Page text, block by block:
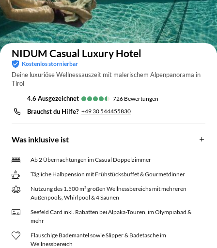
Auf der Karte anzeigen
NIDUM Casual Luxury Hotel
Kostenlos stornierbar
Deine luxuriöse Wellnessauszeit mit malerischem Alpenpanorama in
Tirol
4.6
ausgezeichnet 726 Bewertungen
Brauchst du Hilfe? +49 30 544455830
Was inklusive ist
Ab 2 Übernachtungen im Casual Doppelzimmer
Tägliche Halbpension mit Frühstücksbuffet & Gourmetdinner
Nutzung des 1.500 m² großen Wellnessbereichs mit mehreren
Außenpools, Whirlpool & 4 Saunen
Seefeld Card inkl. Rabatten bei Alpaka-Touren, im Olympiabad &
mehr
Flauschige Bademantel sowie Slipper & Badetasche im
Wellnessbereich